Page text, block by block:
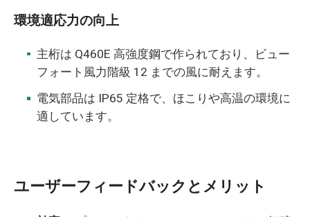
環境適応力の向上
主桁は Q460E 高強度鋼で作られており、ビュー
フォート風力階級 12 までの風に耐えます。
電気部品は IP65 定格で、ほこりや高温の環境に
適しています。
ユーザーフィードバックとメリット